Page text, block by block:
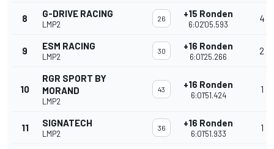
8 G-DRIVE RACING
LMP2
26 +15 Ronden
6:02'05.593
4
9 ESM RACING
LMP2
30 +16 Ronden
6:01'25.266
2
10
RGR SPORT BY
MORAND
LMP2
43 +16 Ronden
6:01'51.424
1
11 SIGNATECH
LMP2
36 +16 Ronden
6:01'51.933
1